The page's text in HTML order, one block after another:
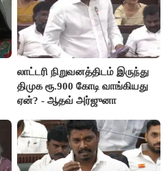
லாட்டரி நிறுவனத்திடம் இருந்து
திமுக ரூ.900 கோடி வாங்கியது
ஏன்? - ஆதவ் அர்ஜுனா